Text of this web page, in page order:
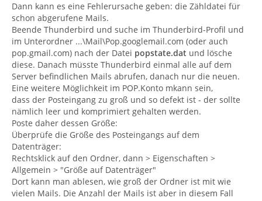
Dann kann es eine Fehlerursache geben: die Zähldatei für
schon abgerufene Mails.
Beende Thunderbird und suche im Thunderbird-Profil und
im Unterordner ...\Mail\Pop.googlemail.com (oder auch
pop.gmail.com) nach der Datei popstate.dat und lösche
diese. Danach müsste Thunderbird einmal alle auf dem
Server befindlichen Mails abrufen, danach nur die neuen.
Eine weitere Möglichkeit im POP.Konto mkann sein,
dass der Posteingang zu groß und so defekt ist - der sollte
nämlich leer und komprimiert gehalten werden.
Poste daher dessen Größe:
Überprüfe die Größe des Posteingangs auf dem
Datenträger:
Rechtsklick auf den Ordner, dann > Eigenschaften >
Allgemein > "Größe auf Datenträger"
Dort kann man ablesen, wie groß der Ordner ist mit wie
vielen Mails. Die Anzahl der Mails ist aber in diesem Fall